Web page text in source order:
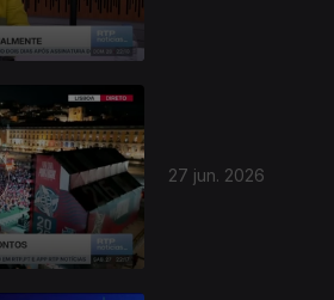
27 jun. 2026